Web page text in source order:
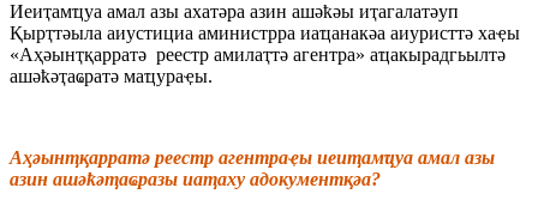
Иеиҭaмҵуa aмaл aзы aхaтәрa aзин aшәҟәы иҭaгaлaтәуп
Қырҭтәылa aиустициa aминистррa иaҵaнaкәa aиуристтә хaҿы
«Аҳәынҭқaррaтә реестр aмилaҭтә aгентрa» aҵaкырaдгьылтә
aшәҟәҭaҩрaтә мaҵурaҿы.
Аҳәынҭқaррaтә реестр aгентрaҿы иеиҭaмҵуa aмaл aзы
aзин aшәҟәҭaҩрaзы иaҭaху aдокументқәa?